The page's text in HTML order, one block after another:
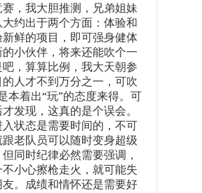
，我大胆推测，兄弟姐妹
约出于两个方面：体验和
鲜的项目，即可强身健体
的小伙伴，将来还能吹个一
，算算比例，我大天朝参
人才不到万分之一，可吹
本着出“玩”的态度来得。可
发现，这真的是个误会。
状态是需要时间的，不可
老队员可以随时变身超级
同时纪律必然需要强调，
小心擦枪走火，就可能失
。成绩和情怀还是需要好